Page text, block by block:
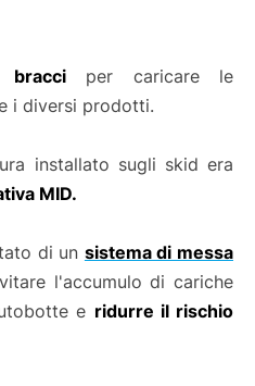
bracciper caricare le
i diversi prodotti.
installato sugli skid era
MID.
di un sistema di messa
l'accumulo di cariche
e ridurre il rischio